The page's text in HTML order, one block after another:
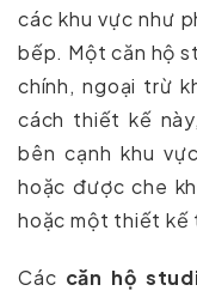
các khu vực như
bếp. Một căn hộ
chính, ngoại trừ
cách thiết kế
bên cạnh khu
hoặc được che
hoặc một thiết kế
Các căn hộ